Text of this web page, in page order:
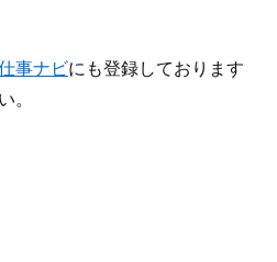
事ナビにも登録しております
。